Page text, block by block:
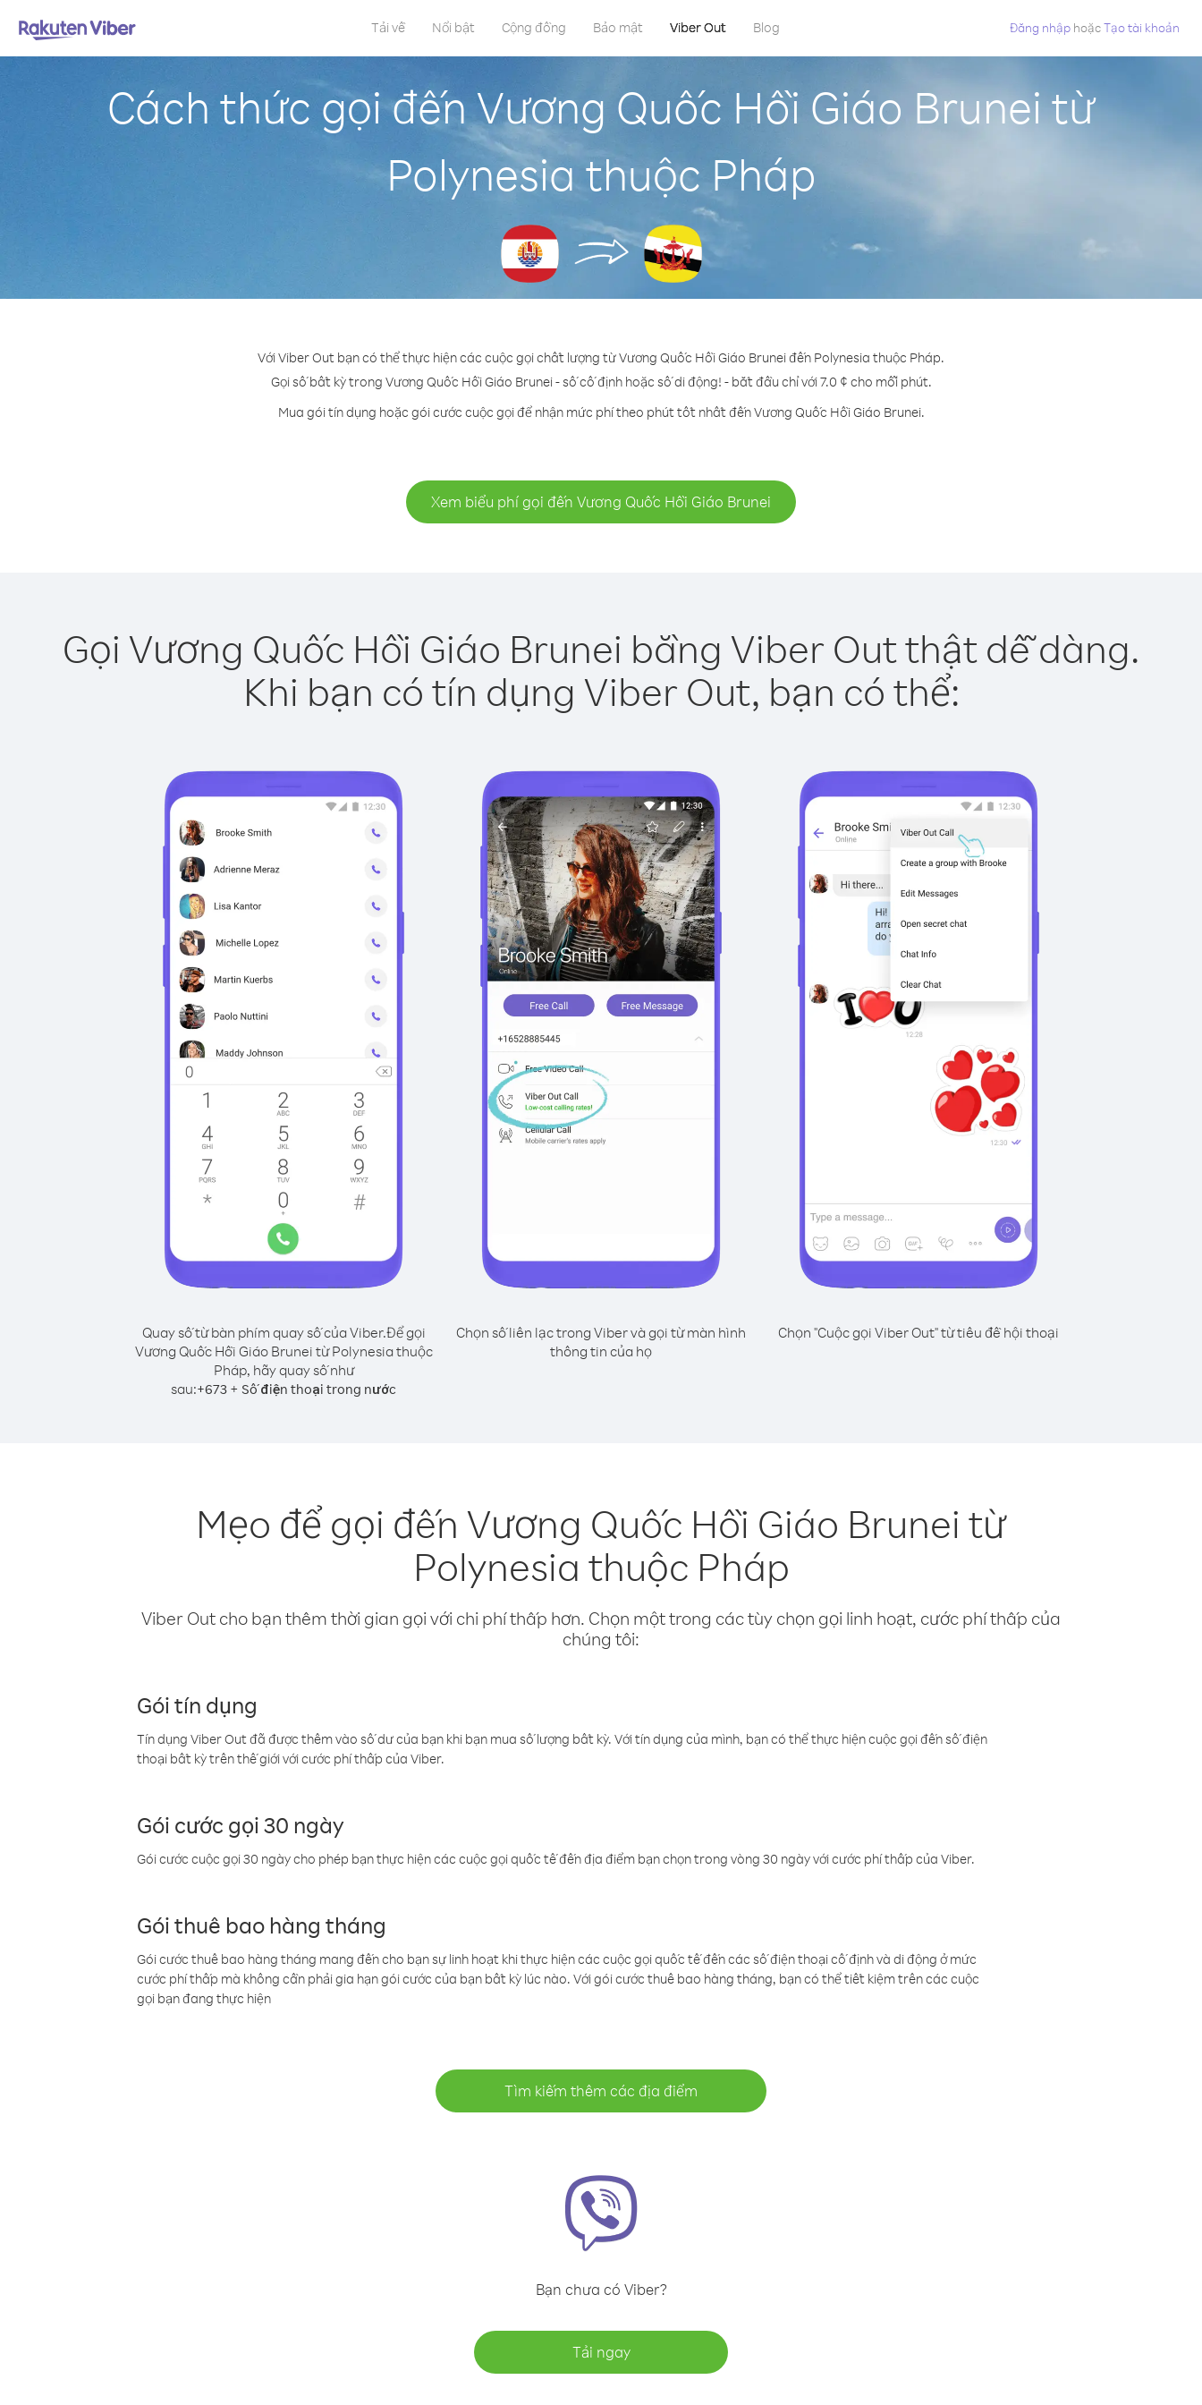
Tải về Nổi bật Cộng đồng Bảo mật Viber Out Blog Đăng nhập hoặcTạo tài khoản
Cách thức gọi đến Vương Quốc Hồi Giáo Brunei từ
Polynesia thuộc Pháp
Với Viber Out bạn có thể thực hiện các cuộc gọi chất lượng từ Vương Quốc Hồi Giáo Brunei đến Polynesia thuộc Pháp.
Gọi số bất kỳ trong Vương Quốc Hồi Giáo Brunei - số cố định hoặc số di động! - bắt đầu chỉ với 7.0 ¢ cho mỗi phút.
Mua gói tín dụng hoặc gói cước cuộc gọi để nhận mức phí theo phút tốt nhất đến Vương Quốc Hồi Giáo Brunei.
Xem biểu phí gọi đến Vương Quốc Hồi Giáo Brunei
Gọi Vương Quốc Hồi Giáo Brunei bằng Viber Out thật dễ dàng.
Khi bạn có tín dụng Viber Out, bạn có thể:
Quay số từ bàn phím quay số của Viber.Để gọi
Vương Quốc Hồi Giáo Brunei từ Polynesia thuộc
Pháp, hãy quay số như
sau:+673 + Số điện thoại trong nước
Chọn số liên lạc trong Viber và gọi từ màn hình
thông tin của họ
Chọn "Cuộc gọi Viber Out" từ tiêu đề hội thoại
Mẹo để gọi đến Vương Quốc Hồi Giáo Brunei từ
Polynesia thuộc Pháp
Viber Out cho bạn thêm thời gian gọi với chi phí thấp hơn. Chọn một trong các tùy chọn gọi linh hoạt, cước phí thấp của
chúng tôi:
Gói tín dụng
Tín dụng Viber Out đã được thêm vào số dư của bạn khi bạn mua số lượng bất kỳ. Với tín dụng của mình, bạn có thể thực hiện cuộc gọi đến số điện
thoại bất kỳ trên thế giới với cước phí thấp của Viber.
Gói cước gọi 30 ngày
Gói cước cuộc gọi 30 ngày cho phép bạn thực hiện các cuộc gọi quốc tế đến địa điểm bạn chọn trong vòng 30 ngày với cước phí thấp của Viber.
Gói thuê bao hàng tháng
Gói cước thuê bao hàng tháng mang đến cho bạn sự linh hoạt khi thực hiện các cuộc gọi quốc tế đến các số điện thoại cố định và di động ở mức
cước phí thấp mà không cần phải gia hạn gói cước của bạn bất kỳ lúc nào. Với gói cước thuê bao hàng tháng, bạn có thể tiết kiệm trên các cuộc
gọi bạn đang thực hiện
Tìm kiếm thêm các địa điểm
Bạn chưa có Viber?
Tải ngay